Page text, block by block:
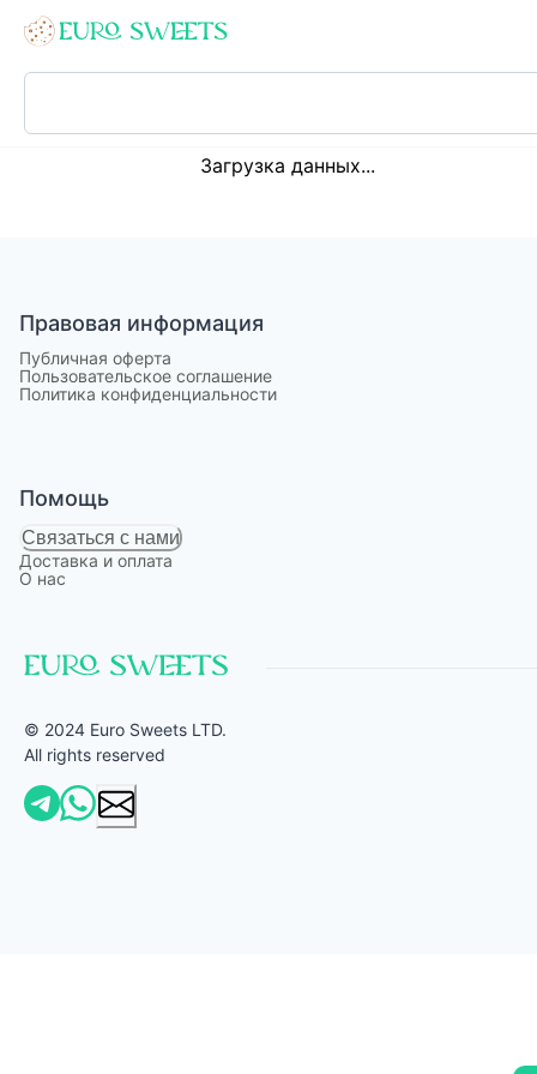
Loading...
Загрузка данных...
Правовая информация
Публичная оферта
Пользовательское соглашение
Политика конфиденциальности
Помощь
Связаться с нами
Доставка и оплата
О нас
© 2024 Euro Sweets LTD.
All rights reserved